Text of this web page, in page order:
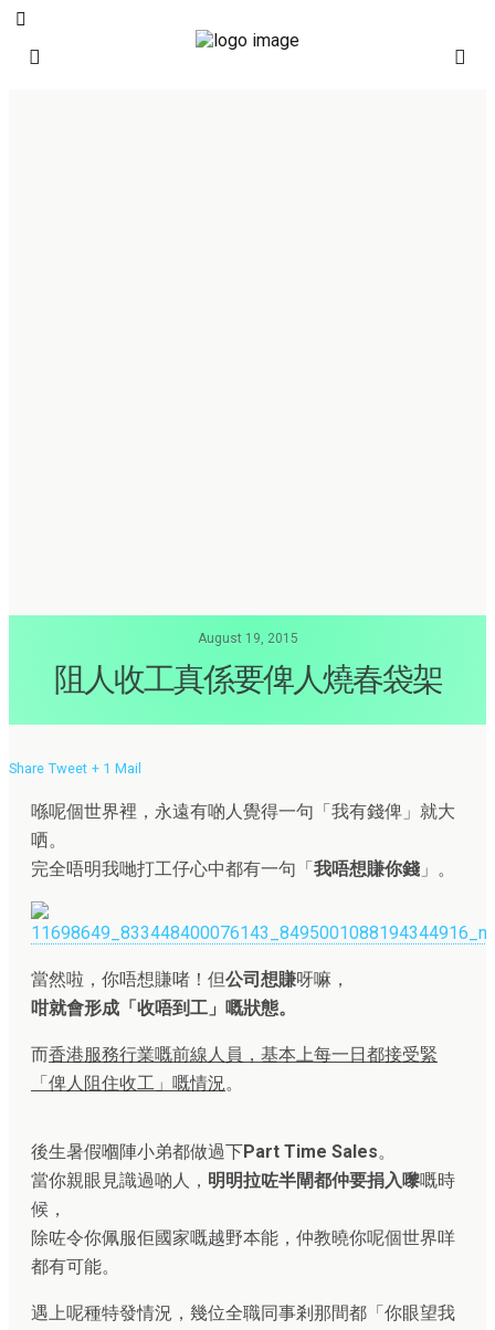
August 19, 2015
阻人收工真係要俾人燒春袋架
Share Tweet + 1 Mail
喺呢個世界裡，永遠有啲人覺得一句「我有錢俾」就大
哂。
完全唔明我哋打工仔心中都有一句「我唔想賺你錢 」。
當然啦，你唔想賺啫！但公司想賺呀嘛，
咁就會形成「收唔到工」嘅狀態。
而香港服務行業嘅前線人員，基本上每一日都接受緊
「俾人阻住收工」嘅情況。
後生暑假嗰陣小弟都做過下Part Time Sales。
當你親眼見識過啲人， 明明拉咗半閘都仲要捐入嚟嘅時
候，
除咗令你佩服佢國家嘅越野本能，仲教曉你呢個世界咩
都有可能。
遇上呢種特發情況，幾位全職同事剎那間都「你眼望我